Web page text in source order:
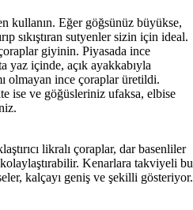
kullanın. Eğer göğsünüz büyükse,
sıkıştıran sutyenler sizin için ideal.
giyi­nin. Piyasada ince
yaz içinde, açık ayakkabıyla
olmayan ince çoraplar üre­tildi.
ise ve gö­ğüsleriniz ufaksa, elbise
likra­lı çoraplar, dar basenliler
Kenarlara takviyeli bu
kalçayı geniş ve şekilli gösteriyor.